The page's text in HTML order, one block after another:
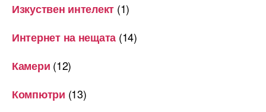
Изкуствен интелект (1)
Интернет на нещата (14)
Камери (12)
Компютри (13)